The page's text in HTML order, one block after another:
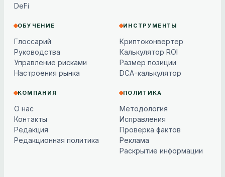
DeFi
ОБУЧЕНИЕ
Глоссарий
Руководства
Управление рисками
Настроения рынка
ИНСТРУМЕНТЫ
Криптоконвертер
Калькулятор ROI
Размер позиции
DCA-калькулятор
КОМПАНИЯ
О нас
Контакты
Редакция
Редакционная политика
ПОЛИТИКА
Методология
Исправления
Проверка фактов
Реклама
Раскрытие информации